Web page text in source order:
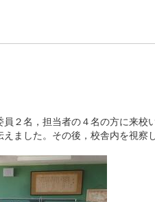
２名，担当者の４名の方に来校
ました。その後，校舎内を視察